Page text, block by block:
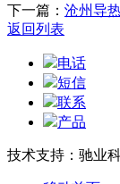
下一篇： 沧州导
返回列表
电话
短信
联系
产品
技术支持：驰业